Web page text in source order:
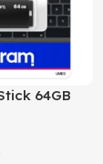
64GB